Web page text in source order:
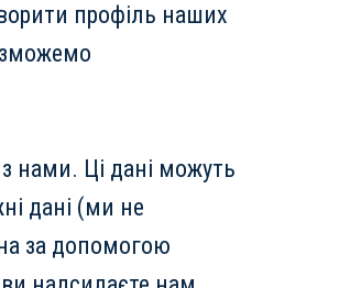
профіль наших
нами. Ці дані можуть
дані (ми не
за допомогою